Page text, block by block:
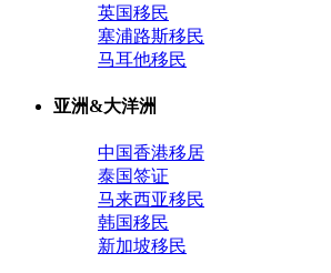
英国移民
塞浦路斯移民
马耳他移民
亚洲&大洋洲
中国香港移居
泰国签证
马来西亚移民
韩国移民
新加坡移民